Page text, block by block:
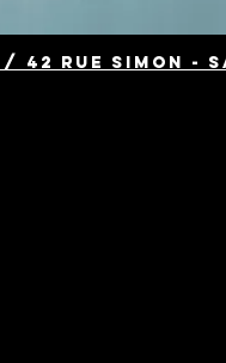
42 Rue Simon -